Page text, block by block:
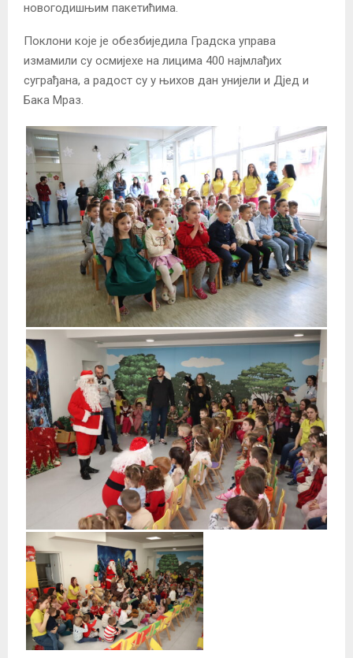
новогодишњим пакетићима.
Поклони које је обезбиједила Градска управа
измамили су осмијехе на лицима 400 најмлађих
суграђана, а радост су у њихов дан унијели и Дјед и
Бака Мраз.